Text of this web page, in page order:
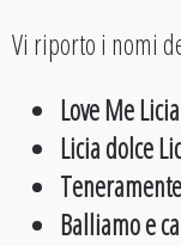
Vi riporto i nomi
Love Me Licia
Licia dolce
Balliamo e